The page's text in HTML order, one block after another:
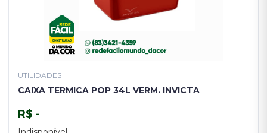
UTILIDADES
CAIXA TERMICA POP 34L VERM. INVICTA
R$ -